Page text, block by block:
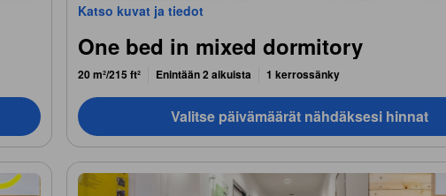
Katso kuvat ja tiedot
One bed in mixed dormitory
20 m²/215 ft² Enintään 2 aikuista 1 kerrossänky
Valitse päivämäärät nähdäksesi hinnat